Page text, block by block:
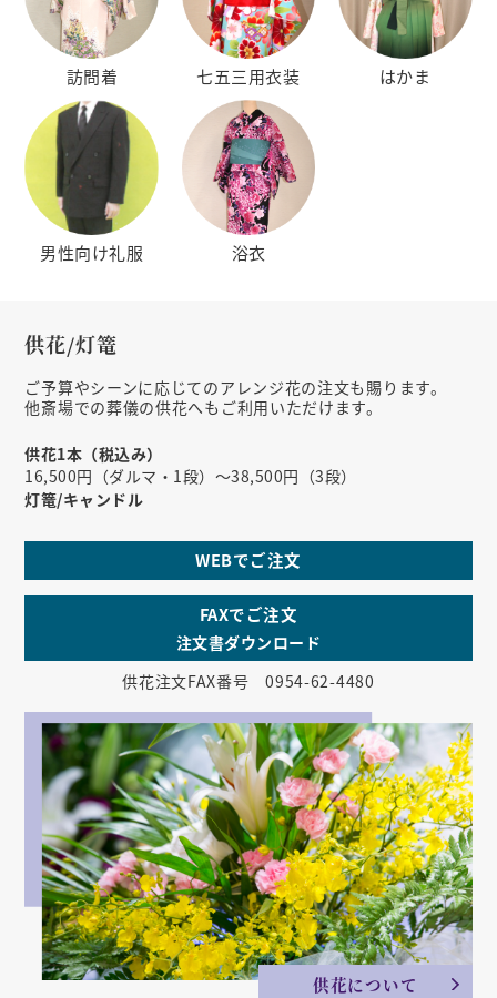
訪問着 七五三用衣装 はかま
男性向け礼服 浴衣
供花/灯篭
ご予算やシーンに応じてのアレンジ花の注文も賜ります。
他斎場での葬儀の供花へもご利用いただけます。
供花1本（税込み）
16,500円（ダルマ・1段）～38,500円（3段）
灯篭/キャンドル
WEBでご注文
FAXでご注文
注文書ダウンロード
供花注文FAX番号 0954-62-4480
供花について